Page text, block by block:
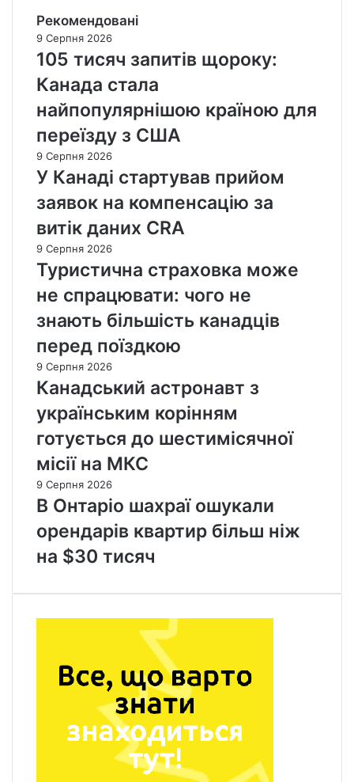
Рекомендовані
9 Серпня 2026
105 тисяч запитів щороку:
Канада стала
найпопулярнішою країною для
переїзду з США
9 Серпня 2026
У Канаді стартував прийом
заявок на компенсацію за
витік даних CRA
9 Серпня 2026
Туристична страховка може
не спрацювати: чого не
знають більшість канадців
перед поїздкою
9 Серпня 2026
Канадський астронавт з
українським корінням
готується до шестимісячної
місії на МКС
9 Серпня 2026
В Онтаріо шахраї ошукали
орендарів квартир більш ніж
на $30 тисяч